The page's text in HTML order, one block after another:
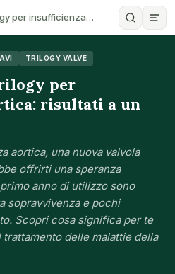
per insufficienza…
TRILOGY VALVE
per
risultati a un
aortica, una nuova valvola
offrirti una speranza
anno di utilizzo sono
sopravvivenza e pochi
Scopri cosa significa per te
delle malattie della